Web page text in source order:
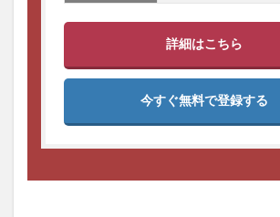
詳細はこちら
今すぐ無料で登録する